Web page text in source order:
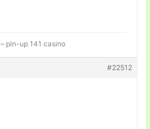
– pin-up 141 casino
#22512